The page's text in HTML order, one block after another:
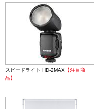
スピードライト HD-2MAX 【注目商
品】